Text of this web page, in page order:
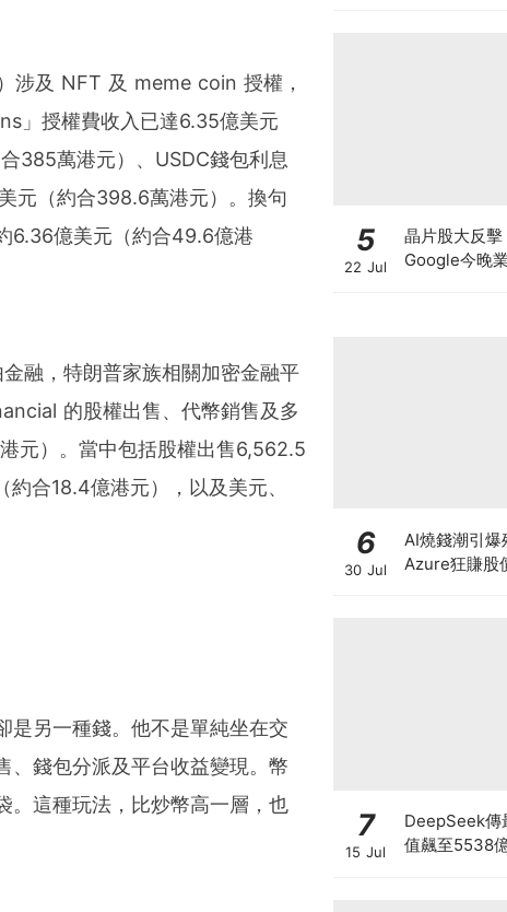
涉及 NFT 及 meme coin 授權，
」授權費收入已達6.35億美元
385萬港元）、USDC錢包利息
元（約合398.6萬港元）。換句
6.36億美元（約合49.6億港
融，特朗普家族相關加密金融平
的股權出售、代幣銷售及多
元）。當中包括股權出售6,562.5
合18.4億港元），以及美元、
是另一種錢。他不是單純坐在交
、錢包分派及平台收益變現。幣
。這種玩法，比炒幣高一層，也
5
22 Jul
晶片股大反
Google今晚
6
30 Jul
AI燒錢潮引
Azure狂賺股
7
15 Jul
DeepSeek傳
值飆至5538